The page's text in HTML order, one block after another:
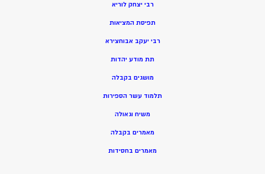
רבי יצחק לוריא
תפיסת המציאות
רבי יעקב אבוחצירא
תת מודע יהדות
מושגים בקבלה
תלמוד עשר הספירות
משיח וגאולה
מאמרים בקבלה
מאמרים בחסידות